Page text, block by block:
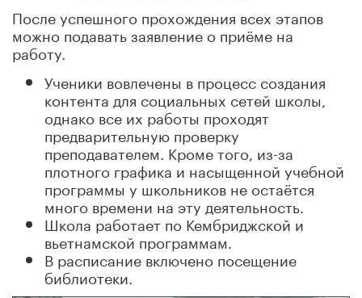
После успешного прохождения всех этапов
можно подавать заявление о приёме на
работу.
Ученики вовлечены в процесс создания
контента для социальных сетей школы,
однако все их работы проходят
предварительную проверку
преподавателем. Кроме того, из-за
плотного графика и насыщенной учебной
программы у школьников не остаётся
много времени на эту деятельность.
Школа работает по Кембриджской и
вьетнамской программам.
В расписание включено посещение
библиотеки.